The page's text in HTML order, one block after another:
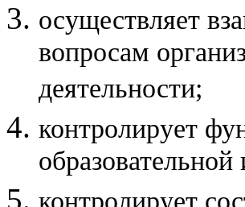
осуществляет
вопросам
деятельности;
контролирует
контролирует